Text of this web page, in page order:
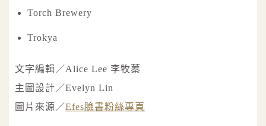
Torch Brewery
Trokya
文字編輯／Alice Lee 李牧蓁
主圖設計／Evelyn Lin
圖片來源／Efes臉書粉絲專頁